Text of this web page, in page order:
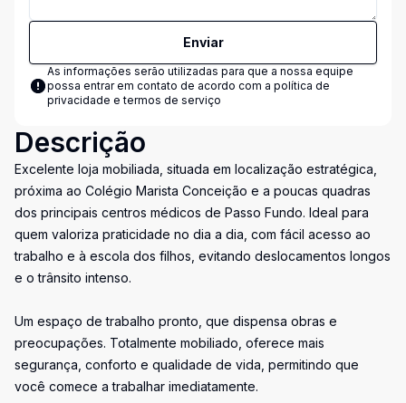
Enviar
As informações serão utilizadas para que a nossa equipe
possa entrar em contato de acordo com a política de
privacidade e termos de serviço
Descrição
Excelente loja mobiliada, situada em localização estratégica,
próxima ao Colégio Marista Conceição e a poucas quadras
dos principais centros médicos de Passo Fundo. Ideal para
quem valoriza praticidade no dia a dia, com fácil acesso ao
trabalho e à escola dos filhos, evitando deslocamentos longos
e o trânsito intenso.
Um espaço de trabalho pronto, que dispensa obras e
preocupações. Totalmente mobiliado, oferece mais
segurança, conforto e qualidade de vida, permitindo que
você comece a trabalhar imediatamente.